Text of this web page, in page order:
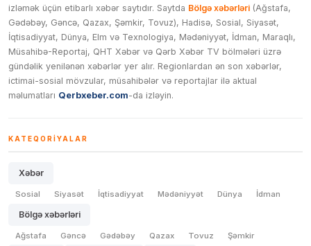
izləmək üçün etibarlı xəbər saytıdır. Saytda Bölgə xəbərləri (Ağstafa,
Gədəbəy, Gəncə, Qazax, Şəmkir, Tovuz), Hadisə, Sosial, Siyasət,
İqtisadiyyat, Dünya, Elm və Texnologiya, Mədəniyyət, İdman, Maraqlı,
Müsahibə-Reportaj, QHT Xəbər və Qərb Xəbər TV bölmələri üzrə
gündəlik yenilənən xəbərlər yer alır. Regionlardan ən son xəbərlər,
ictimai-sosial mövzular, müsahibələr və reportajlar ilə aktual
məlumatları Qerbxeber.com-da izləyin.
KATEQORIYALAR
Xəbər
Sosial Siyasət İqtisadiyyat Mədəniyyət Dünya İdman
Bölgə xəbərləri
Ağstafa Gəncə Gədəbəy Qazax Tovuz Şəmkir